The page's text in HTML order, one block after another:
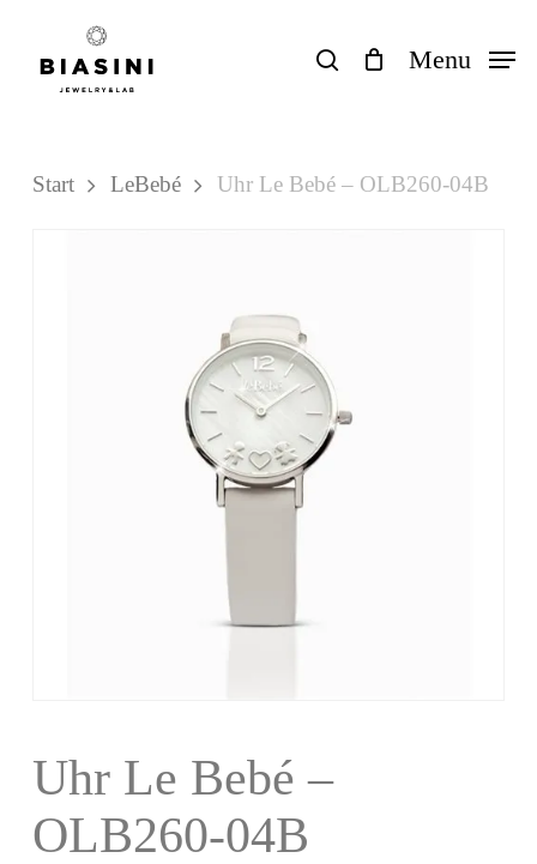
search Menu
Einkaufswagen
Close
Cart
Start LeBebé Uhr Le Bebé – OLB260-04B
Uhr Le Bebé –
OLB260-04B